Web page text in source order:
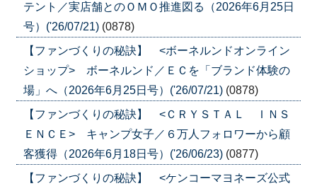
テント／実店舗とのＯＭＯ推進図る（2026年6月25日
号）('26/07/21) (0878)
【ファンづくりの秘訣】 <ボーネルンドオンライン
ショップ> ボーネルンド／ＥＣを「ブランド体験の
場」へ（2026年6月25日号）('26/07/21) (0878)
【ファンづくりの秘訣】 <ＣＲＹＳＴＡＬ ＩＮＳ
ＥＮＣＥ> キャンプ女子／６万人フォロワーから顧
客獲得（2026年6月18日号）('26/06/23) (0877)
【ファンづくりの秘訣】 <ケンコーマヨネーズ公式